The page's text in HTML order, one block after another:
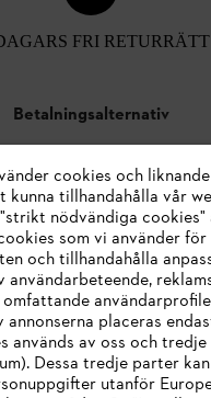
FRI RETURRÄTT
Betalningsalternativ
cookies och
kunna tillhandahålla vår
nödvändiga
som vi använder
och tillhandahålla
användarbeteende,
annonserna placeras
används av oss och
Dessa tredje parter
utanför